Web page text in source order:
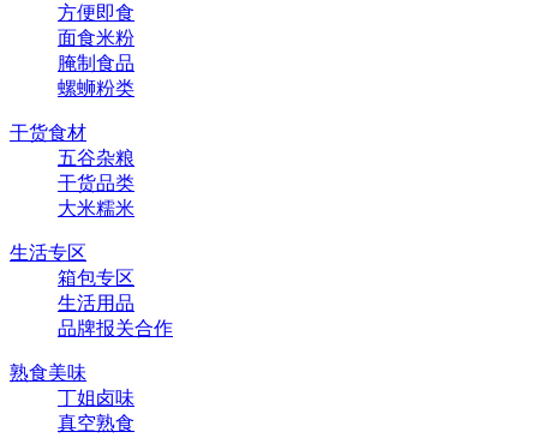
方便即食
面食米粉
腌制食品
螺蛳粉类
干货食材
五谷杂粮
干货品类
大米糯米
生活专区
箱包专区
生活用品
品牌报关合作
熟食美味
丁姐卤味
真空熟食